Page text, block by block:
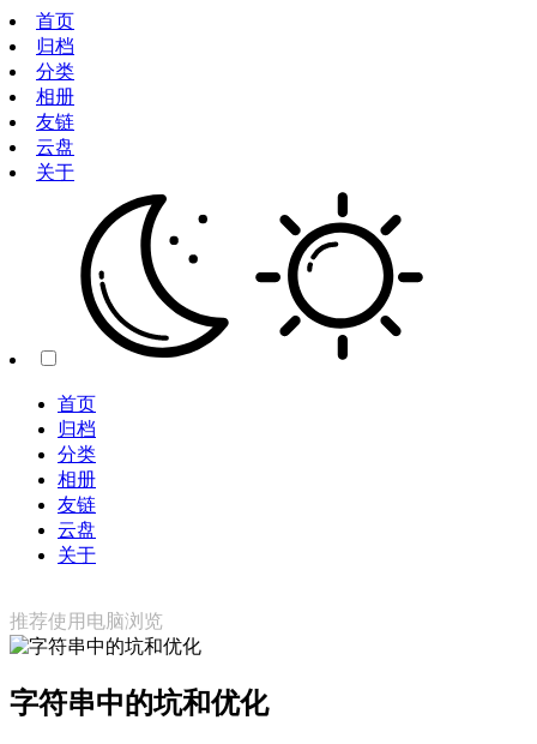
首页
归档
分类
相册
友链
云盘
关于
首页
归档
分类
相册
友链
云盘
关于
推荐使用电脑浏览
字符串中的坑和优化